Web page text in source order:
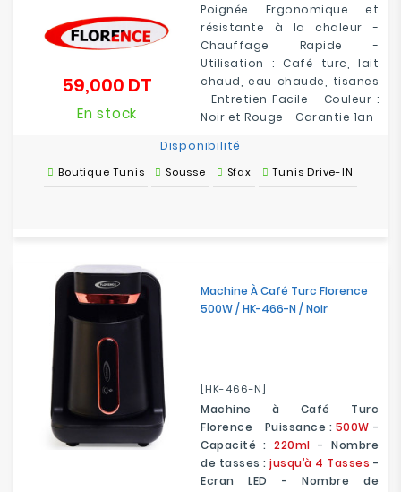
Poignée Ergonomique et
résistante à la chaleur -
Chauffage Rapide -
Utilisation : Café turc, lait
chaud, eau chaude, tisanes
- Entretien Facile - Couleur :
Noir et Rouge - Garantie 1an
59,000 DT
En stock
Disponibilité
Boutique Tunis Sousse Sfax Tunis Drive-IN
Machine À Café Turc Florence
500W / HK-466-N / Noir
[HK-466-N]
Machine à Café Turc
Florence - Puissance : 500W -
Capacité :220ml - Nombre
de tasses : jusqu’à 4 Tasses -
Ecran LED - Nombre de